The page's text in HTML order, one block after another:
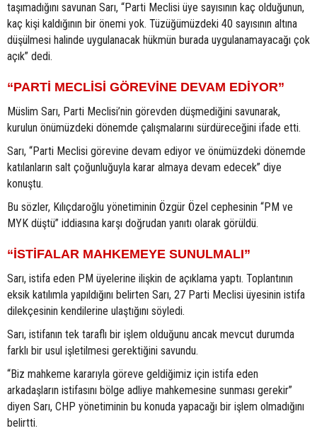
taşımadığını savunan Sarı, “Parti Meclisi üye sayısının kaç olduğunun,
kaç kişi kaldığının bir önemi yok. Tüzüğümüzdeki 40 sayısının altına
düşülmesi halinde uygulanacak hükmün burada uygulanamayacağı çok
açık” dedi.
“PARTİ MECLİSİ GÖREVİNE DEVAM EDİYOR”
Müslim Sarı, Parti Meclisi’nin görevden düşmediğini savunarak,
kurulun önümüzdeki dönemde çalışmalarını sürdüreceğini ifade etti.
Sarı, “Parti Meclisi görevine devam ediyor ve önümüzdeki dönemde
katılanların salt çoğunluğuyla karar almaya devam edecek” diye
konuştu.
Bu sözler, Kılıçdaroğlu yönetiminin Özgür Özel cephesinin “PM ve
MYK düştü” iddiasına karşı doğrudan yanıtı olarak görüldü.
“İSTİFALAR MAHKEMEYE SUNULMALI”
Sarı, istifa eden PM üyelerine ilişkin de açıklama yaptı. Toplantının
eksik katılımla yapıldığını belirten Sarı, 27 Parti Meclisi üyesinin istifa
dilekçesinin kendilerine ulaştığını söyledi.
Sarı, istifanın tek taraflı bir işlem olduğunu ancak mevcut durumda
farklı bir usul işletilmesi gerektiğini savundu.
“Biz mahkeme kararıyla göreve geldiğimiz için istifa eden
arkadaşların istifasını bölge adliye mahkemesine sunması gerekir”
diyen Sarı, CHP yönetiminin bu konuda yapacağı bir işlem olmadığını
belirtti.